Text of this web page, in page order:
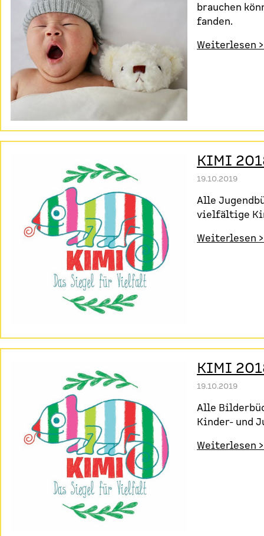
brauchen
fanden.
Weiterlesen
KIMI
19.10.2019
Alle
vielfältige
Weiterlesen
KIMI
19.10.2019
Alle
Kinder- und
Weiterlesen